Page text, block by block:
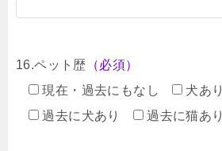
16.ペット歴 （必須）
現在・過去にもなし
犬あり
過去に犬あり
過去に猫あり